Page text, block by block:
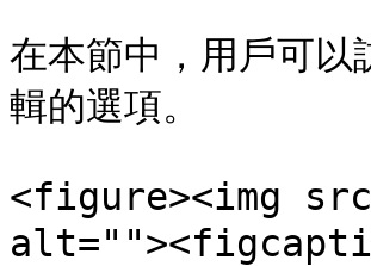
在本節中，用戶可以
輯的選項。
<figure><img